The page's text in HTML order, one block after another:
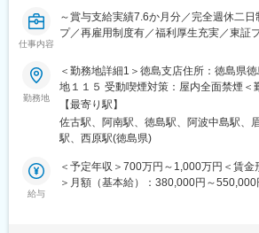
■求める人物像：
電気、水道、建築などの設備系に関する
■就業環境：
マンションという居住者がいらっしゃる
ため、早朝・夜間の工事立ち会い対応は
ざいません。
■企業について：
仕事内容
～賞与支給実績7.6か月分／完全週休二
プ／再雇用制度有／福利厚生充実／東証
■職務内容：
住宅を伴う複合施設、非住宅施設等の大
事、メンテナンス工事にいたるまで、主
灯・動力、通信等）の施工管理を担当し
■業務詳細：
◇工程管理（スケジュール調整・作業員
勤務地
＜勤務地詳細1＞徳島支店住所：徳島県
地１１５ 受動喫煙対策：屋内全面禁煙＜勤務地詳細2＞阿南支店
住所：徳島県阿南市宝田町今市イシン坊
屋内全面禁煙＜勤務地詳細3＞鳴門営業所
町斉田字東発46番地3 受動喫煙対策：屋
【最寄り駅】
佐古駅、阿南駅、徳島駅、阿波中島駅、
駅、西原駅(徳島県)
給与
＜予定年収＞700万円～1,000万円＜賃金
＞月額（基本給）：380,000円～